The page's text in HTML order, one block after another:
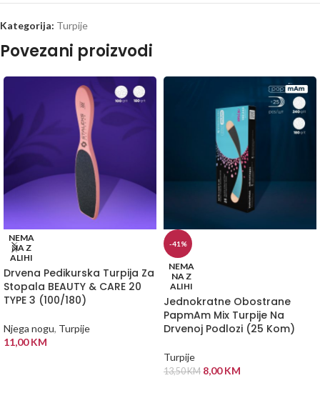
Kategorija: Turpije
Povezani proizvodi
NEMA
NA Z
ALIHI
Drvena Pedikurska Turpija Za
Stopala BEAUTY & CARE 20
TYPE 3 (100/180)
Njega nogu, Turpije
11,00KM
-41%
NEMA
NA Z
ALIHI
Jednokratne Obostrane
PapmAm Mix Turpije Na
Drvenoj Podlozi (25 Kom)
Turpije
13,50KM 8,00KM